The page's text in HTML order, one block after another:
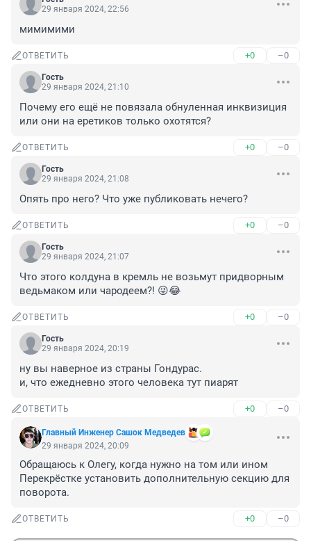
29 января 2024, 22:56
мимимими
ОТВЕТИТЬ +0 –0
Гость
29 января 2024, 21:10
Почему его ещё не повязала обнуленная инквизиция
или они на еретиков только охотятся?
ОТВЕТИТЬ +0 –0
Гость
29 января 2024, 21:08
Опять про него? Что уже публиковать нечего?
ОТВЕТИТЬ +0 –0
Гость
29 января 2024, 21:07
Что этого колдуна в кремль не возьмут придворным
ведьмаком или чародеем?! 😜😂
ОТВЕТИТЬ +0 –0
Гость
29 января 2024, 20:19
ну вы наверное из страны Гондурас.
и, что ежедневно этого человека тут пиарят
ОТВЕТИТЬ +0 –0
Главный Инженер Сашок Медведев
29 января 2024, 20:09
Обращаюсь к Олегу, когда нужно на том или ином
Перекрёстке установить дополнительную секцию для
поворота.
ОТВЕТИТЬ +0 –0